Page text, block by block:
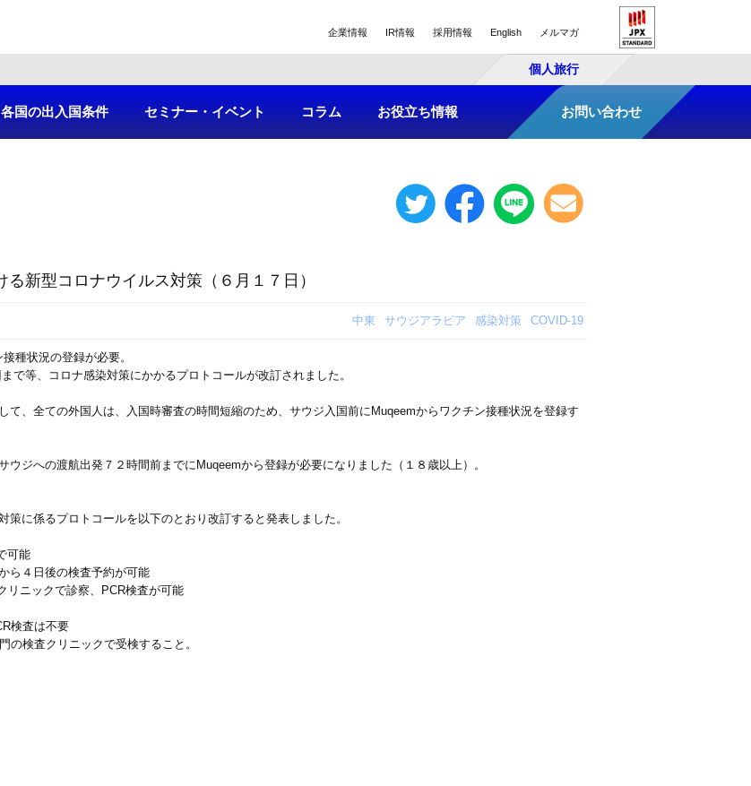
企業情報 IR情報 採用情報 English メルマガ
個人旅行
各国の出入国条件 セミナー・イベント コラム お役立ち情報 お問い合わせ
新型コロナウイルス対策（６月１７日）
中東 サウジアラビア 感染対策 COVID-19
種状況の登録が必要。
で等、コロナ感染対策にかかるプロトコールが改訂されました。
、全ての外国人は、入国時審査の時間短縮のため、サウジ入国前にMuqeemからワクチン接種状況を登録す
ジへの渡航出発７２時間前までにMuqeemから登録が必要になりました（１８歳以上）。
に係るプロトコールを以下のとおり改訂すると発表しました。
可能
ら４日後の検査予約が可能
リニックで診察、PCR検査が可能
検査は不要
の検査クリニックで受検すること。